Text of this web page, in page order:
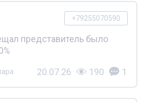
+79255070590
представитель было
20.07.26 190 1